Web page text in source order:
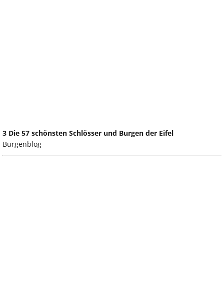
3 Die 57 schönsten Schlösser und Burgen der Eifel
Burgenblog